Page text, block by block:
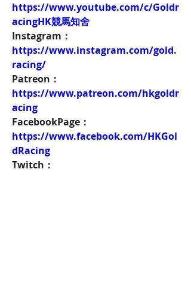
https://www.youtube.com/c/Goldr
acingHK競馬知舍
Instagram：
https://www.instagram.com/gold.
racing/
Patreon：
https://www.patreon.com/hkgoldr
acing
FacebookPage：
https://www.facebook.com/HKGol
dRacing
Twitch：